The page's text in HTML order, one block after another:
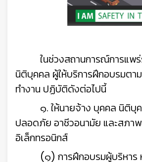
ในช่วงสถานการณ์การแพ
นิติบุคคล ผู้ให้บริการฝึกอบรมตา
ทำงาน ปฏิบัติดังต่อไปนี้
๑. ให้นายจ้าง บุคคล นิติบุ
ปลอดภัย อาชีวอนามัย และสภา
อิเล็กทรอนิกส์
(๑) การฝึกอบรมผู้บริหาร